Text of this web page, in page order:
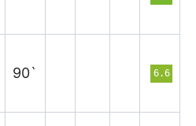
90` 6.6